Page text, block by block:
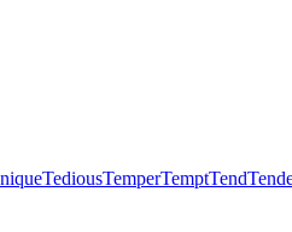
TediousTemperTemptTend